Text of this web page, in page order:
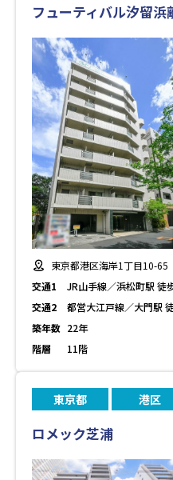
フューティバル汐留浜
東京都港区海岸1丁目10-65
交通1
JR山手線／浜松町駅 徒
交通2
都営大江戸線／大門駅
築年数 22年
階層
11階
東京都 港区
ロメック芝浦